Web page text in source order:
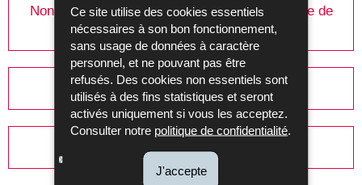
Ce site utilise des cookies essentiels
nécessaires à son bon fonctionnement,
sans usage de données à caractère
personnel, et ne pouvant pas être
refusés. Des cookies non essentiels sont
utilisés à des fins statistiques et seront
activés uniquement si vous les acceptez.
Consulter notre politique de confidentialité
J'accepte
Non réception, perte ou modification de la fiche de
retenue d'impôt
Bureaux RTS compétents
Fiche(s) principale et additionnelle(s)